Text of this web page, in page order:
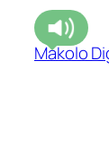
Makolo